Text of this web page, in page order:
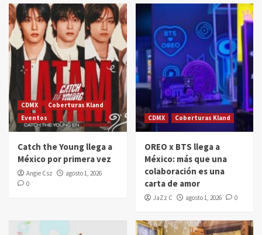
CDMX
Coberturas Kland
Eventos
Catch the Young llega a
México por primera vez
Angie Csz
agosto 1, 2026
0
CDMX Coberturas Kland
OREO x BTS llega a
México: más que una
colaboración es una
carta de amor
JaZz C agosto 1, 2026 0